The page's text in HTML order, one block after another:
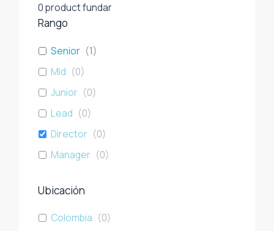
0product fundar
Rango
Senior (1)
Mid (0)
Junior (0)
Lead (0)
Director (0)
Manager (0)
Ubicación
Colombia (0)